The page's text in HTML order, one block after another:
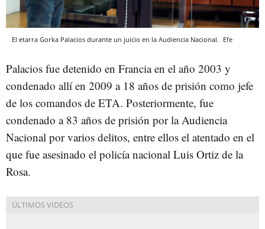
El etarra Gorka Palacios durante un juicio en la Audiencia Nacional. Efe
Palacios fue detenido en Francia en el año 2003 y
condenado allí en 2009 a 18 años de prisión como jefe
de los comandos de ETA. Posteriormente, fue
condenado a 83 años de prisión por la Audiencia
Nacional por varios delitos, entre ellos el atentado en el
que fue asesinado el policía nacional Luis Ortiz de la
Rosa.